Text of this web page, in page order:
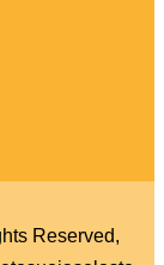
Reserved,